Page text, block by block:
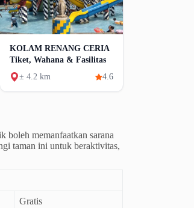
KOLAM RENANG CERIA
Tiket, Wahana & Fasilitas
± 4.2 km
4.6
boleh memanfaatkan sarana
taman ini untuk beraktivitas,
Gratis